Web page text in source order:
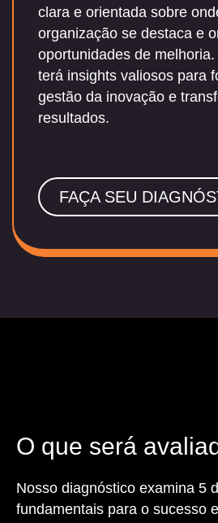
clara e orientada sobre
organização se destaca e
oportunidades de
terá insights valiosos para
gestão da inovação e
resultados.
FAÇA SEU
O que será
Nosso diagnóstico examina 5
fundamentais para o sucesso